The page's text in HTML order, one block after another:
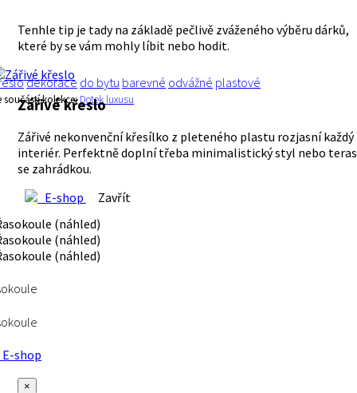
Tenhle tip je tady na základě pečlivě zváženého výběru dárků,
které by se vám mohly líbit nebo hodit.
dekorace do bytu barevné odvážné plastové
součástí kolekce:Dotek luxusu
Zářivé křeslo
Zářivé nekonvenční křesílko z pleteného plastu rozjasní každý
interiér. Perfektně doplní třeba minimalistický styl nebo
se zahrádkou.
E-shop
Zavřít
shop
×